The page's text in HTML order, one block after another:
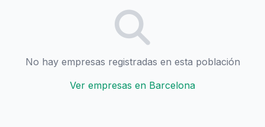
No hay empresas registradas en esta población
Ver empresas en Barcelona